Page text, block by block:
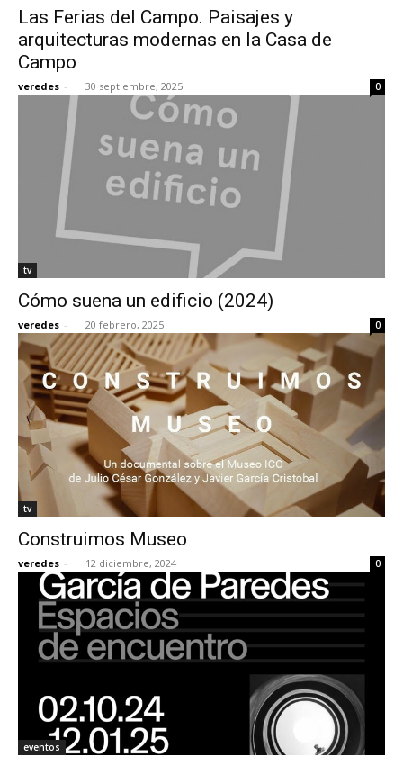
Las Ferias del Campo. Paisajes y
arquitecturas modernas en la Casa de
Campo
veredes - 30 septiembre, 2025 0
tv
Cómo suena un edificio (2024)
veredes - 20 febrero, 2025 0
tv
Construimos Museo
veredes - 12 diciembre, 2024 0
eventos